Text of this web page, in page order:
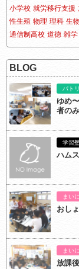
小学校 就労移行支援
性生殖 物理 理科 生
通信制高校 道徳 雑学
BLOG
パト
ゆめ
者の
学習
ハム
まい
おし
まい
放課